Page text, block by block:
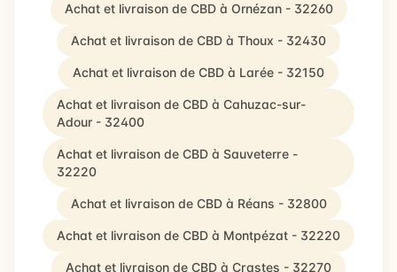
Achat et livraison de CBD à Ornézan - 32260
Achat et livraison de CBD à Thoux - 32430
Achat et livraison de CBD à Larée - 32150
Achat et livraison de CBD à Cahuzac-sur-
Adour - 32400
Achat et livraison de CBD à Sauveterre -
32220
Achat et livraison de CBD à Réans - 32800
Achat et livraison de CBD à Montpézat - 32220
Achat et livraison de CBD à Crastes - 32270